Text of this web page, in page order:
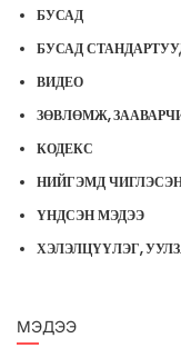
БУСАД
БУСАД
ВИДЕО
ЗӨВЛӨМЖ,
КОДЕКС
НИЙГЭМД
ҮНДСЭН МЭДЭЭ
ХЭЛЭЛЦҮҮЛЭГ,
МЭДЭЭ